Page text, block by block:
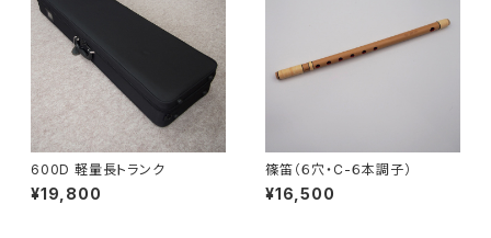
600D 軽量長トランク
¥19,800
篠笛（６穴・C-６本調子）
¥16,500